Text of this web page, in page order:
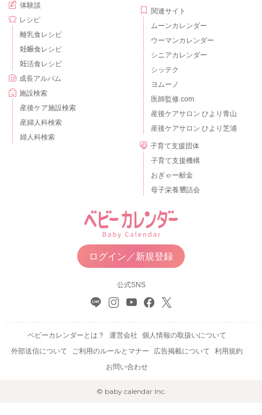
体験談
レシピ
離乳食レシピ
妊娠食レシピ
妊活食レシピ
成長アルバム
施設検索
産後ケア施設検索
産婦人科検索
婦人科検索
関連サイト
ムーンカレンダー
ウーマンカレンダー
シニアカレンダー
シッテク
ヨムーノ
医師監修.com
産後ケアサロン ひより青山
産後ケアサロン ひより芝浦
子育て支援団体
子育て支援機構
おぎゃー献金
母子栄養懇話会
ログイン／新規登録
公式SNS
ベビーカレンダーとは？ 運営会社
個人情報の取扱いについて
外部送信について
ご利用のルールとマナー 広告掲載について
利用規約
お問い合わせ
© baby calendar Inc.